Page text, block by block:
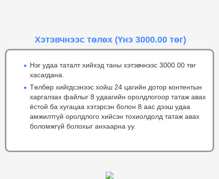
Хэтэвчнээс төлөх (Үнэ 3000.00 төг)
Нэг удаа таталт хийхэд таны хэтэвчнээс 3000.00 төг
хасагдана.
Төлбөр хийгдсэнээс хойш 24 цагийн дотор контентын
харгалзах файлыг 8 удаагийн оролдлогоор татаж авах
ёстой ба хугацаа хэтэрсэн болон 8 аас дээш удаа
амжилтгүй оролдлого хийсэн тохиолдолд татаж авах
боломжгүй болохыг анхаарна уу.